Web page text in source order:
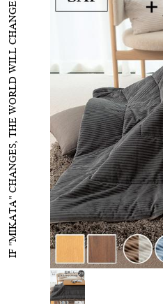
IF "MIKATA" CHANGES, THE WORLD WILL CHANGE